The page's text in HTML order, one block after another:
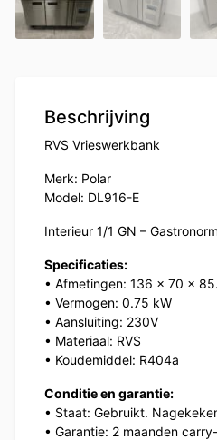
Beschrijving
RVS Vrieswerkbank
Merk: Polar
Model: DL916-E
Interieur 1/1 GN – Gastronorm
Specificaties:
• Afmetingen: 136 x 70 x
• Vermogen: 0.75 kW
• Aansluiting: 230V
• Materiaal: RVS
• Koudemiddel: R404a
Conditie en garantie:
• Staat: Gebruikt.
• Garantie: 2 maanden